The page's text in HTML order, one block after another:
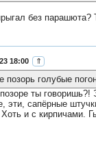
без парашюта?
18:00 ⇑
позорь голубые
ты
эти, сапёрные
и с кирпичами.